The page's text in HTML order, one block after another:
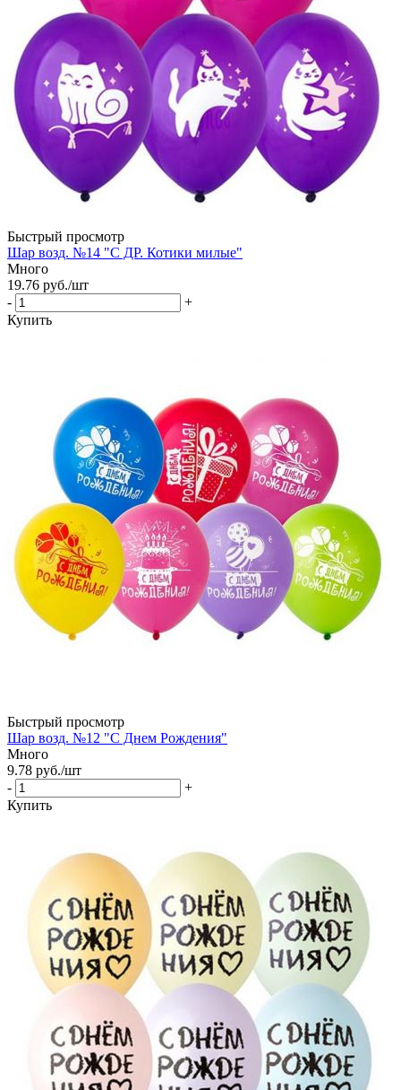
Быстрый просмотр
Шар возд. №14 "С ДР. Котики милые"
Много
19.76 руб./шт
-
+
Купить
Быстрый просмотр
Шар возд. №12 "С Днем Рождения"
Много
9.78 руб./шт
-
+
Купить